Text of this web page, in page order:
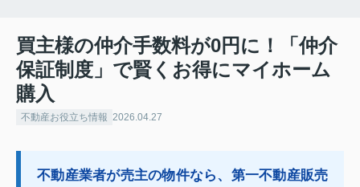
買主様の仲介手数料が0円に！「仲介
保証制度」で賢くお得にマイホーム
購入
不動産お役立ち情報 2026.04.27
不動産業者が売主の物件なら、第一不動産販売